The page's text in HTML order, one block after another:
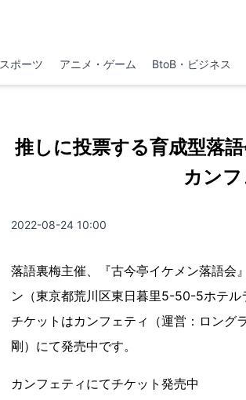
スポーツ アニメ・ゲーム BtoB・ビジネス
推しに投票する育成型落
カン
2022-08-24 10:00
落語裏梅主催、『古今亭イケメン落語
ン（東京都荒川区東日暮里5-50-5ホテル
チケットはカンフェティ（運営：ロング
剛）にて発売中です。
カンフェティにてチケット発売中